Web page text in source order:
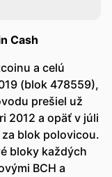
Cash
a celú
(blok 478559),
prešiel už
2012 a opäť v júli
blok polovicou.
bloky každých
BCH a